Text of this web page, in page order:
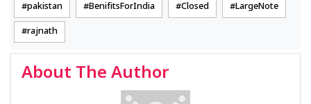
pakistan BenifitsForIndia Closed LargeNote
rajnath
About The Author